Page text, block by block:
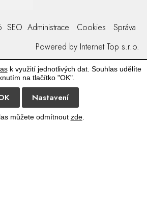
SEO Administrace Cookies
Správa
Powered by Internet Top s.r.o.
k využití jednotlivých dat. Souhlas udělíte
na tlačítko "OK".
Nastavení
můžete odmítnout zde.